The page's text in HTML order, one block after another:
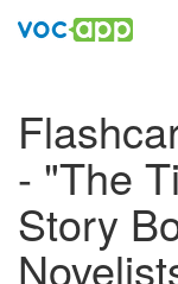
- "The
Story